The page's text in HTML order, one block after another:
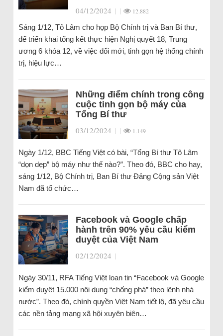
04/12/2024 | | 12.882
Sáng 1/12, Tô Lâm cho họp Bộ Chính trị và Ban Bí thư,
để triển khai tổng kết thực hiện Nghị quyết 18, Trung
ương 6 khóa 12, về việc đổi mới, tinh gọn hệ thống chính
trị, hiệu lực…
Những điểm chính trong công
cuộc tinh gọn bộ máy của
Tổng Bí thư
03/12/2024 | | 1.149
Ngày 1/12, BBC Tiếng Việt có bài, “Tổng Bí thư Tô Lâm
“dọn dẹp” bộ máy như thế nào?”. Theo đó, BBC cho hay,
sáng 1/12, Bộ Chính trị, Ban Bí thư Đảng Cộng sản Việt
Nam đã tổ chức…
Facebook và Google chấp
hành trên 90% yêu cầu kiểm
duyệt của Việt Nam
02/12/2024 |
Ngày 30/11, RFA Tiếng Việt loan tin “Facebook và Google
kiểm duyệt 15.000 nội dung “chống phá” theo lệnh nhà
nước”. Theo đó, chính quyền Việt Nam tiết lộ, đã yêu cầu
các nền tảng mạng xã hội xuyên biên…